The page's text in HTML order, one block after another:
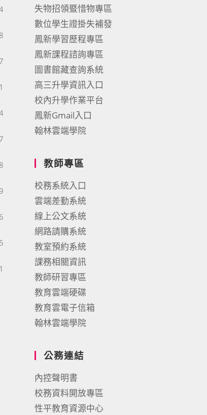
失物招領暨惜物專區
數位學生證掛失補發
鳳新學習歷程專區
鳳新課程諮詢專區
圖書館藏查詢系統
高三升學資訊入口
校內升學作業平台
鳳新Gmail入口
翰林雲端學院
教師專區
校務系統入口
雲端差勤系統
線上公文系統
網路請購系統
教室預約系統
課務相關資訊
教師研習專區
教育雲端硬碟
教育雲電子信箱
翰林雲端學院
公務連結
內控聲明書
校務資料開放專區
性平教育資源中心